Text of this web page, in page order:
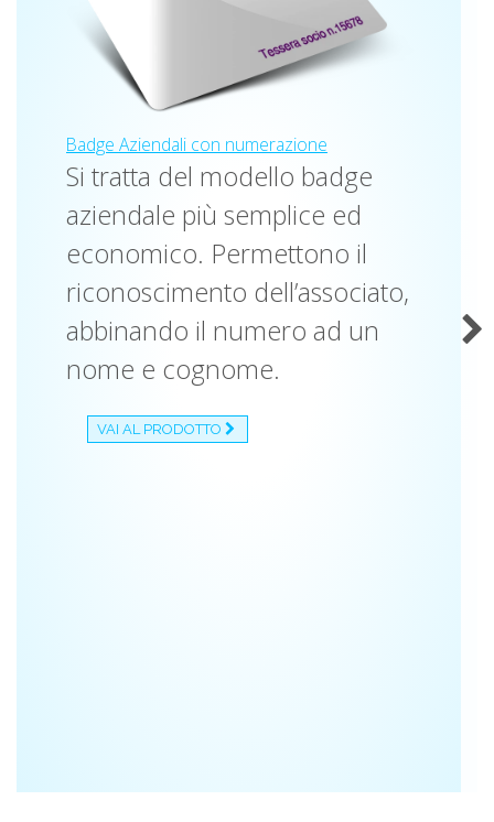
Badge Aziendali con numerazione
Si tratta del modello badge
aziendale più semplice ed
economico. Permettono il
riconoscimento dell’associato,
abbinando il numero ad un
nome e cognome.
VAI AL PRODOTTO